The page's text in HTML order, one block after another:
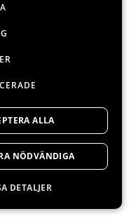
ALLA
NÖDVÄNDIGA
DETALJER